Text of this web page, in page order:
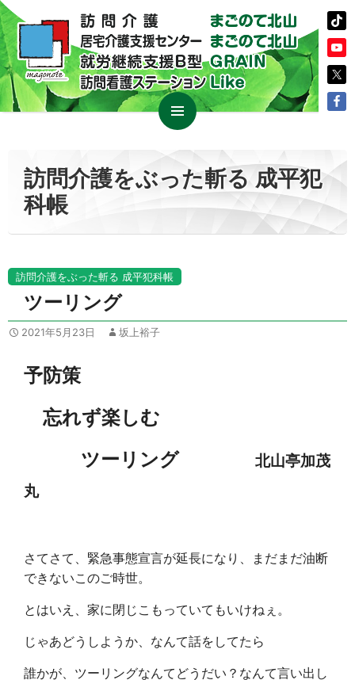
メニュ
ー
ス
ッ
訪問介護をぶった斬る 成平犯
科帳
訪問介護をぶった斬る 成平犯科帳
ツーリング
2021年5月23日 坂上裕子
予防策
忘れず楽しむ
ツーリング
北山亭加茂
丸
さてさて、緊急事態宣言が延長になり、まだまだ油断
できないこのご時世。
とはいえ、家に閉じこもっていてもいけねぇ。
じゃあどうしようか、なんて話をしてたら
誰かが、ツーリングなんてどうだい？なんて言い出し